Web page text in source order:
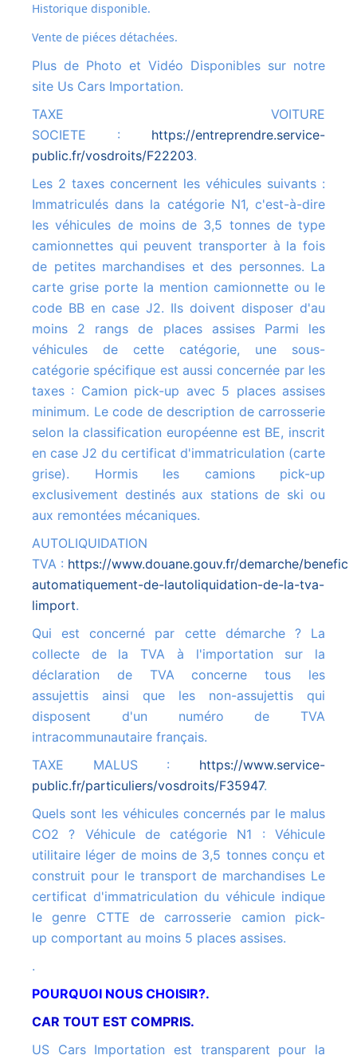
Historique disponible.
Vente de piéces détachées.
Plus de Photo et Vidéo Disponibles sur notre
site Us Cars Importation.
TAXE VOITURE
SOCIETE : https://entreprendre.service-
public.fr/vosdroits/F22203.
Les 2 taxes concernent les véhicules suivants :
Immatriculés dans la catégorie N1, c'est-à-dire
les véhicules de moins de 3,5 tonnes de type
camionnettes qui peuvent transporter à la fois
de petites marchandises et des personnes. La
carte grise porte la mention camionnette ou le
code BB en case J2. Ils doivent disposer d'au
moins 2 rangs de places assises Parmi les
véhicules de cette catégorie, une sous-
catégorie spécifique est aussi concernée par les
taxes : Camion pick-up avec 5 places assises
minimum. Le code de description de carrosserie
selon la classification européenne est BE, inscrit
en case J2 du certificat d'immatriculation (carte
grise). Hormis les camions pick-up
exclusivement destinés aux stations de ski ou
aux remontées mécaniques.
AUTOLIQUIDATION
TVA : https://www.douane.gouv.fr/demarche/
automatiquement-de-lautoliquidation-de-la-tva-
limport.
Qui est concerné par cette démarche ? La
collecte de la TVA à l'importation sur la
déclaration de TVA concerne tous les
assujettis ainsi que les non-assujettis qui
disposent d'un numéro de TVA
intracommunautaire français.
TAXE MALUS : https://www.service-
public.fr/particuliers/vosdroits/F35947.
Quels sont les véhicules concernés par le malus
CO2 ? Véhicule de catégorie N1 : Véhicule
utilitaire léger de moins de 3,5 tonnes conçu et
construit pour le transport de marchandises Le
certificat d'immatriculation du véhicule indique
le genre CTTE de carrosserie camion pick-
up comportant au moins 5 places assises.
.
POURQUOI NOUS CHOISIR?.
CAR TOUT EST COMPRIS.
US Cars Importation est transparent pour la